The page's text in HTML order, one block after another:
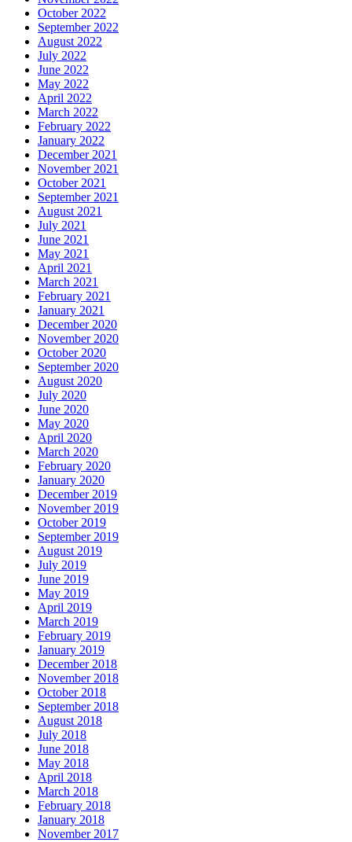
October 2022
September 2022
August 2022
July 2022
June 2022
May 2022
April 2022
March 2022
February 2022
January 2022
December 2021
November 2021
October 2021
September 2021
August 2021
July 2021
June 2021
May 2021
April 2021
March 2021
February 2021
January 2021
December 2020
November 2020
October 2020
September 2020
August 2020
July 2020
June 2020
May 2020
April 2020
March 2020
February 2020
January 2020
December 2019
November 2019
October 2019
September 2019
August 2019
July 2019
June 2019
May 2019
April 2019
March 2019
February 2019
January 2019
December 2018
November 2018
October 2018
September 2018
August 2018
July 2018
June 2018
May 2018
April 2018
March 2018
February 2018
January 2018
November 2017